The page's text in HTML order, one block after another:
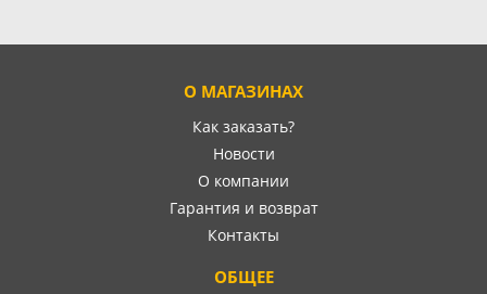
О МАГАЗИНАХ
Как заказать?
Новости
О компании
Гарантия и возврат
Контакты
ОБЩЕЕ